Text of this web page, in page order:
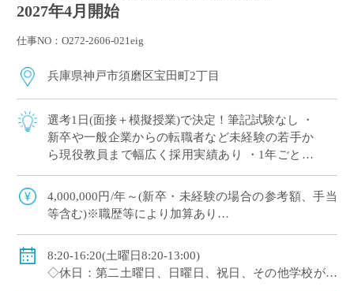
2027年4月開始
仕事NO：O272-2606-021eig
兵庫県神戸市須磨区宝田町2丁目
選考1日(面接＋模擬授業)で決定！筆記試験なし ・
新卒や一般企業からの転職者など未経験の若手か
ら現役教員まで幅広く採用実績あり ・1年ごとに
100年を超える神戸市内の伝統校
4,000,000円/年～(新卒・未経験の場合の参考額、手当
等含む)※職歴等により加算あり
・30歳(教諭・配偶者あり)：約660万円
・40歳(教諭・配偶者及び子２人)：約860万円
・50歳(教諭・配偶者及び子２人)：約940万円
8:20-16:20(土曜日8:20-13:00)
◇休日：第二土曜日、日曜日、祝日、その他学校が定